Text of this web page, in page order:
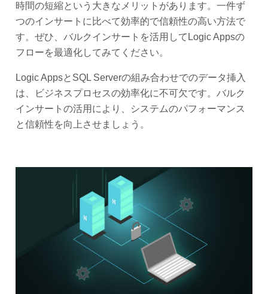
時間の短縮という大きなメリットがあります。一件ず
つのインサートに比べて効率的で信頼性の高い方法で
す。ぜひ、バルクインサートを活用してLogic Appsの
フローを最適化してみてください。
Logic AppsとSQL Serverの組み合わせでのデータ挿入
は、ビジネスプロセスの効率化に不可欠です。バルク
インサートの活用により、システムのパフォーマンス
と信頼性を向上させましょう。